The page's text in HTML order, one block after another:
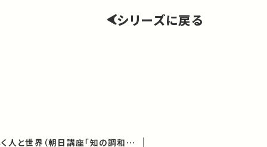
シリーズに戻る
「つながり」から読み解く人と世界（朝日講座「知の調和―世界をみつめる 未来を創る」2019年度講義）